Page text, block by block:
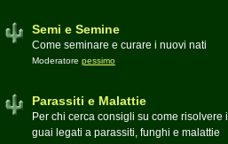
Semi e Semine
Come seminare e curare i nuovi nati
Moderatore pessimo
Parassiti e Malattie
Per chi cerca consigli su come risolvere i
guai legati a parassiti, funghi e malattie